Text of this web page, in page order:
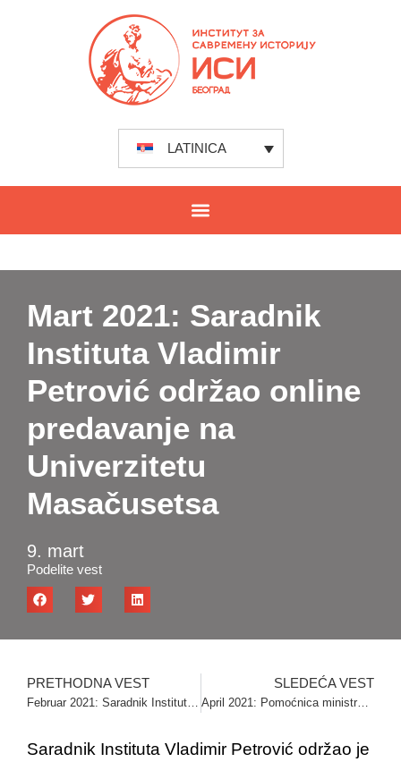
LATINICA
Mart 2021: Saradnik
Instituta Vladimir
Petrović održao online
predavanje na
Univerzitetu
Masačusetsa
9. mart
Podelite vest
PRETHODNA VEST
Februar 2021: Saradnik Instituta Nebojša Stambolija odbranio doktorsku disertaciju
SLEDEĆA VEST
April 2021: Pomoćnica ministra u poseti Institutu
Saradnik Instituta Vladimir Petrović održao je